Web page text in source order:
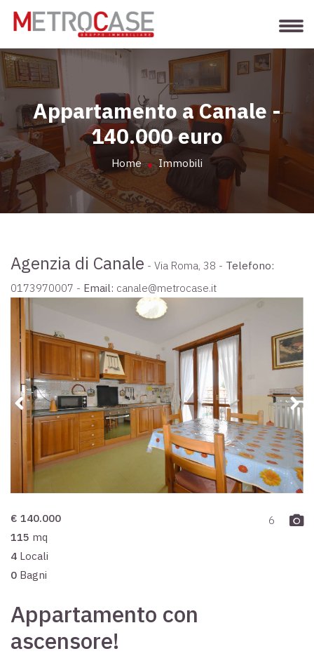
Appartamento a Canale -
140.000 euro
Home Immobili
Agenzia di Canale - Via Roma, 38 - Telefono:
0173970007 - Email: canale@metrocase.it
€ 140.000
115 mq
4 Locali
0 Bagni
6
Appartamento con
ascensore!